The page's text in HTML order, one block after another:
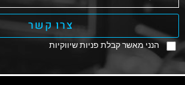
הנני מאשר קבלת פניות שיווקיות
צרו קשר